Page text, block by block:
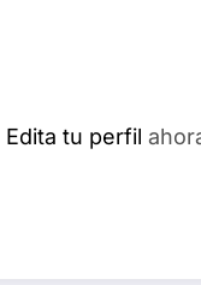
Edita tu perfil